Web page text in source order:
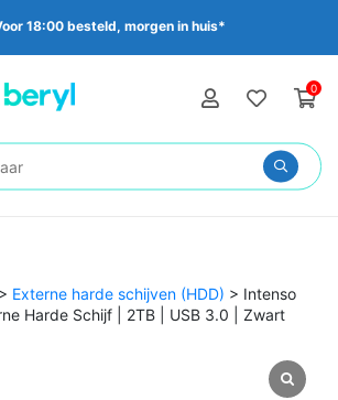
18:00 besteld, morgen in huis*
0
> Externe harde schijven (HDD) > Intenso
Harde Schijf | 2TB | USB 3.0 | Zwart